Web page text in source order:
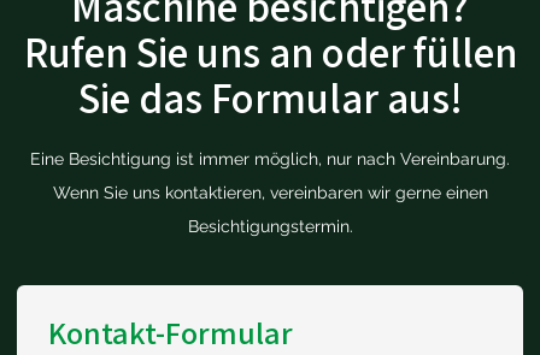
Rufen Sie uns an oder füllen
Sie das Formular aus!
Eine Besichtigung ist immer möglich, nur nach Vereinbarung.
Wenn Sie uns kontaktieren, vereinbaren wir gerne einen
Besichtigungstermin.
Kontakt-Formular